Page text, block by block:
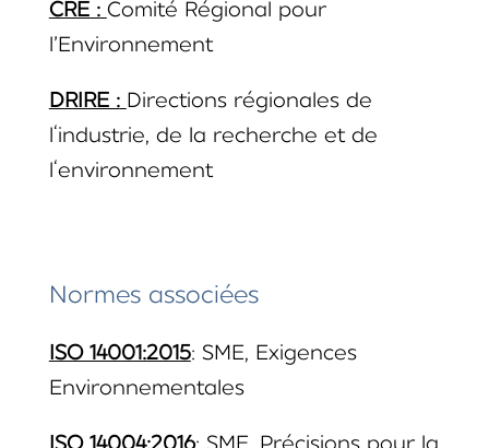
CRE : Comité Régional pour
l’Environnement
DRIRE : Directions régionales de
l‘industrie, de la recherche et de
l‘environnement
Normes associées
ISO 14001:2015: SME, Exigences
Environnementales